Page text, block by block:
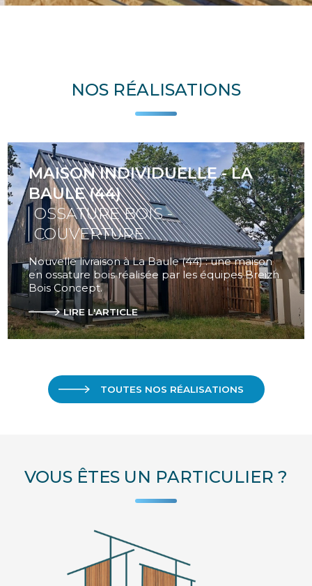
NOS RÉALISATIONS
MAISON INDIVIDUELLE - LA
BAULE (44)
OSSATURE BOIS -
COUVERTURE
Nouvelle livraison à La Baule (44) : une maison
en ossature bois réalisée par les équipes Breizh
Bois Concept.
LIRE L'ARTICLE
TOUTES NOS RÉALISATIONS
VOUS ÊTES UN PARTICULIER ?